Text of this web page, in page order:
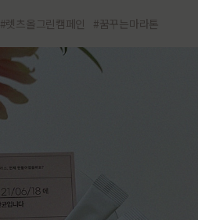
#렛츠올그린캠페인 #꿈꾸는마라톤